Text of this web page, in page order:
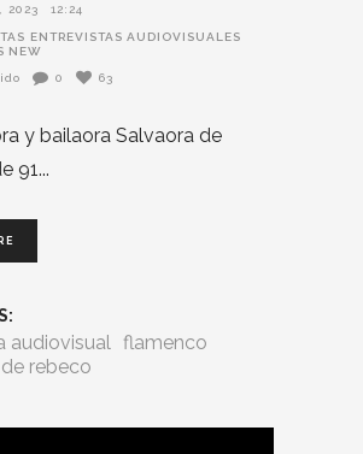
2023 12:24
ENTREVISTAS AUDIOVISUALES
NEW
0 63
y bailaora Salvaora de
91
audiovisual
flamenco
rebeco